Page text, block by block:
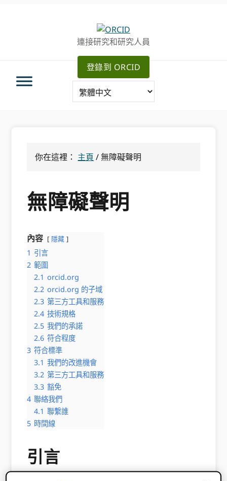
連接研究和研究人員
登錄到 ORCID
你在這裡： 主頁 /無障礙聲明
無障礙聲明
內容 隱藏
1 引言
2 範圍
2.1 orcid.org
2.2 orcid.org 的子域
2.3 第三方工具和服務
2.4 技術規格
2.5 我們的承諾
2.6 符合程度
3 符合標準
3.1 我們的改進機會
3.2 第三方工具和服務
3.3 豁免
4 聯絡我們
4.1 聯繫誰
5 時間線
引言